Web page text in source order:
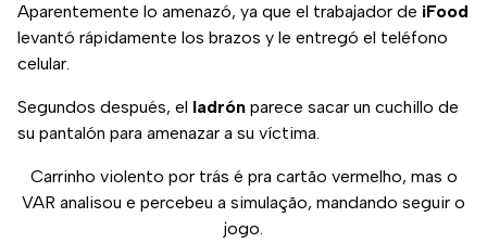
Aparentemente lo amenazó, ya que el trabajador de iFood
levantó rápidamente los brazos y le entregó el teléfono
celular.
Segundos después, el ladrón parece sacar un cuchillo de
su pantalón para amenazar a su víctima.
Carrinho violento por trás é pra cartão vermelho, mas o
VAR analisou e percebeu a simulação, mandando seguir o
jogo.